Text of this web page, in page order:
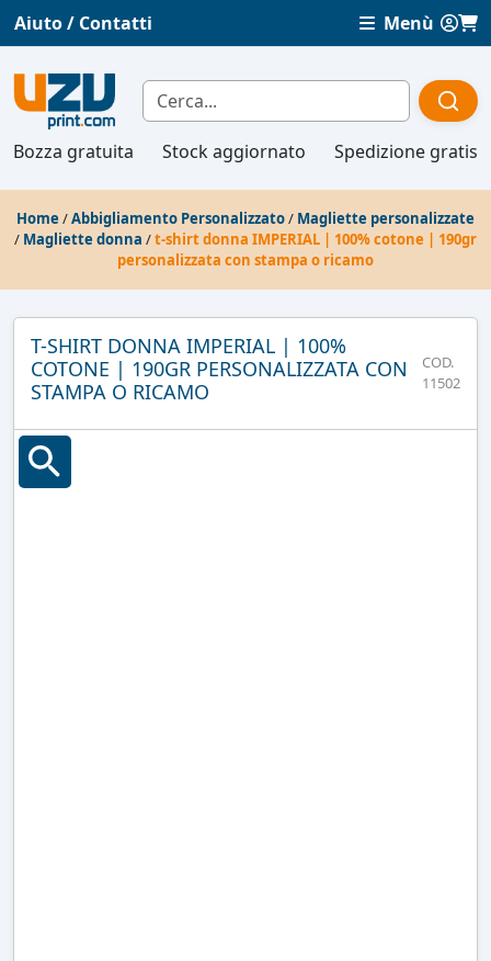
Aiuto / Contatti Menù
Bozza gratuita Stock aggiornato Spedizione gratis
Home /Abbigliamento Personalizzato/ Magliette personalizzate
/ Magliette donna /t-shirt donna IMPERIAL | 100% cotone | 190gr
personalizzata con stampa o ricamo
T-SHIRT DONNA IMPERIAL | 100%
COTONE | 190GR PERSONALIZZATA CON
STAMPA O RICAMO
COD.
11502